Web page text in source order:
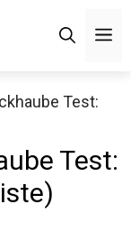
Test:
Test: